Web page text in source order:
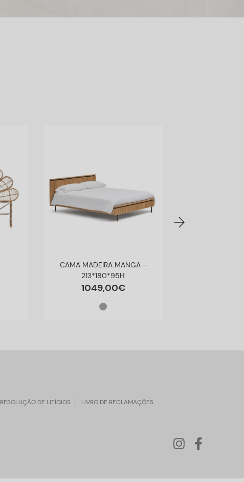
CAMA MADEIRA MANGA -
213*180*95H
1049,00€
RESOLUÇÃO DE LITÍGIOS LIVRO DE RECLAMAÇÕES